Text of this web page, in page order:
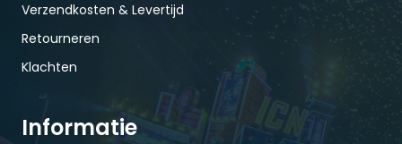
Verzendkosten & Levertijd
Retourneren
Klachten
Informatie